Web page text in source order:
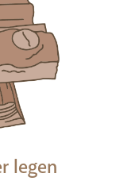
legen